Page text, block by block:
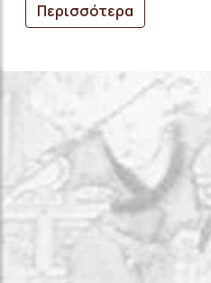
Περισσότερα